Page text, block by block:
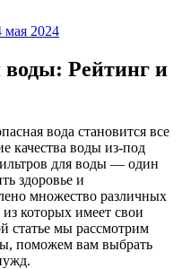
мая 2024
Рейтинг и
качества воды из-под
для воды — один
здоровье и
множество различных
которых имеет свои
статье мы рассмотрим
поможем вам выбрать